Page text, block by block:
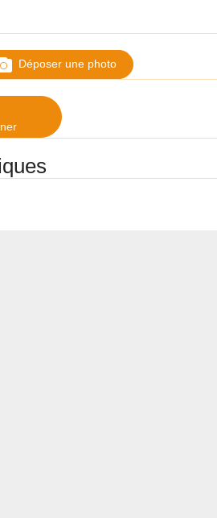
Déposer une photo